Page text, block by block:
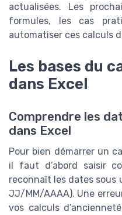
actualisées. Les
formules, les cas
automatiser ces calculs
Les bases du
dans Excel
Comprendre les
dans Excel
Pour bien démarrer un
il faut d’abord saisir
reconnaît les dates sous
JJ/MM/AAAA). Une
vos calculs